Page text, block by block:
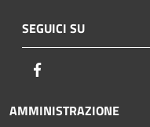
SEGUICI SU
AMMINISTRAZIONE